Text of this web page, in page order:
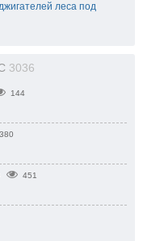
леса под
3036
144
451